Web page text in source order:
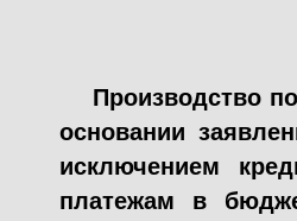
Производство
основании
исключением
платежам в